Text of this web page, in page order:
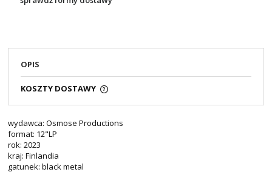
OPIS
KOSZTY DOSTAWY
wydawca: Osmose Productions
format: 12"LP
rok: 2023
kraj: Finlandia
gatunek: black metal